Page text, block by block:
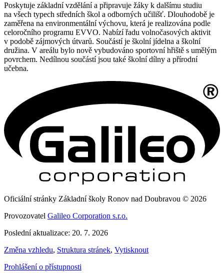
Poskytuje základní vzdělání a připravuje žáky k dalšímu studiu
na všech typech středních škol a odborných učilišť. Dlouhodobě je
zaměřena na environmentální výchovu, která je realizována podle
celoročního programu EVVO. Nabízí řadu volnočasových aktivit
v podobě zájmových útvarů. Součástí je školní jídelna a školní
družina. V areálu bylo nově vybudováno sportovní hřiště s umělým
povrchem. Nedílnou součástí jsou také školní dílny a přírodní
učebna.
Oficiální stránky Základní školy Ronov nad Doubravou © 2026
Provozovatel Galileo Corporation s.r.o.
Poslední aktualizace: 20. 7. 2026
Změna vzhledu, Struktura stránek, Vytisknout
Prohlášení o přístupnosti